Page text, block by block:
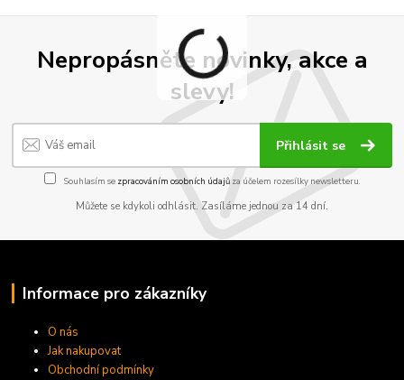
Nepropásněte novinky, akce a
slevy!
Přihlásit se
Souhlasím se zpracováním osobních údajůza účelem rozesílky newsletteru.
Můžete se kdykoli odhlásit. Zasíláme jednou za 14 dní.
Informace pro zákazníky
O nás
Jak nakupovat
Obchodní podmínky